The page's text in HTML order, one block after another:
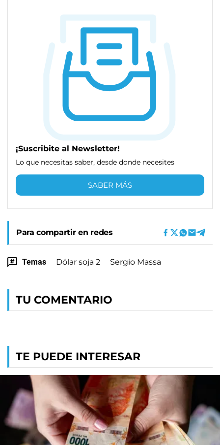
¡Suscribite al Newsletter!
Lo que necesitas saber, desde donde necesites
SABER MÁS
Para compartir en redes
Temas Dólar soja 2 Sergio Massa
TU COMENTARIO
TE PUEDE INTERESAR